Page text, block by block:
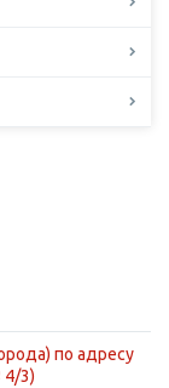
по адресу
4/3)